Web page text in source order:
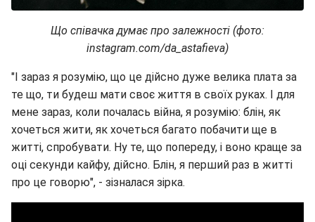
Що співачка думає про залежності (фото:
instagram.com/da_astafieva)
"І зараз я розумію, що це дійсно дуже велика плата за
те що, ти будеш мати своє життя в своїх руках. І для
мене зараз, коли почалась війна, я розумію: блін, як
хочеться жити, як хочеться багато побачити ще в
житті, спробувати. Ну те, що попереду, і воно краще за
оці секунди кайфу, дійсно. Блін, я перший раз в житті
про це говорю", - зізналася зірка.